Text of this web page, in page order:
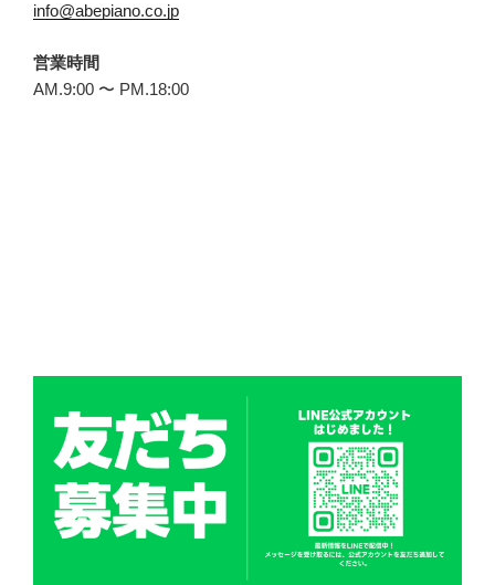
info@abepiano.co.jp
営業時間
AM.9:00 〜 PM.18:00